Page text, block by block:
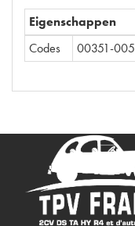
Eigenschappen
Codes
00351-